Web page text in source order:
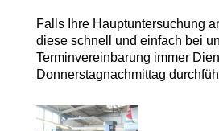
Falls Ihre Hauptuntersuchung
diese schnell und einfach bei
Terminvereinbarung immer
Donnerstagnachmittag